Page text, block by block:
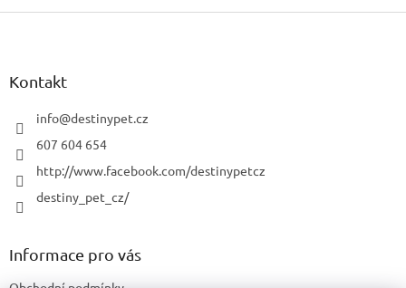
Z
Kontakt
info@destinypet.cz
607 604 654
http://www.facebook.com/destinypetcz
destiny_pet_cz/
Informace pro vás